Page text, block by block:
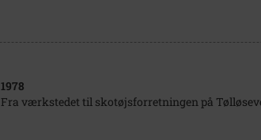
1978
Fra værkstedet til skotøjsforretningen på